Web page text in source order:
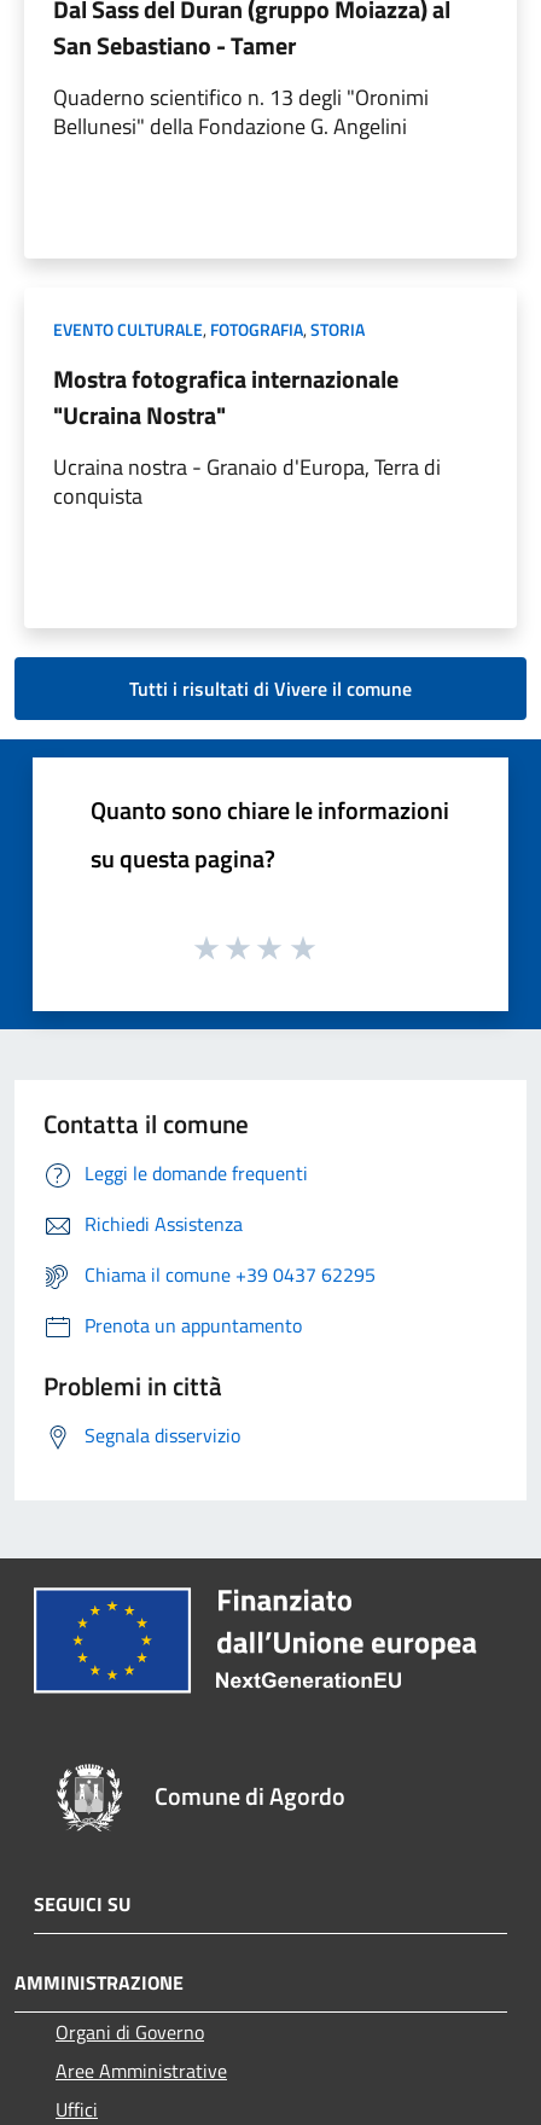
Dal Sass del Duran (gruppo Moiazza) al
San Sebastiano - Tamer
Quaderno scientifico n. 13 degli "Oronimi
Bellunesi" della Fondazione G. Angelini
EVENTO CULTURALE,FOTOGRAFIA,STORIA
Mostra fotografica internazionale
"Ucraina Nostra"
Ucraina nostra - Granaio d'Europa, Terra di
conquista
Tutti i risultati di Vivere il comune
Quanto sono chiare le informazioni
su questa pagina?
Contatta il comune
Leggi le domande frequenti
Richiedi Assistenza
Chiama il comune +39 0437 62295
Prenota un appuntamento
Problemi in città
Segnala disservizio
Comune di Agordo
SEGUICI SU
AMMINISTRAZIONE
Organi di Governo
Aree Amministrative
Uffici